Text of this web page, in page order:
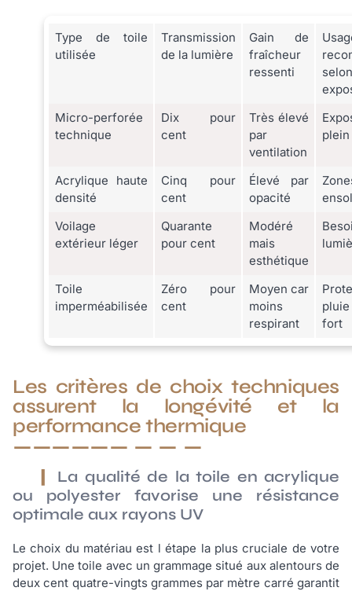
Type de toile
utilisée
Transmission
de la lumière
Gain de
fraîcheur
ressenti
Micro-perforée
technique
Dix pour
cent
Très élevé
par
ventilation
plein
Acrylique haute
densité
Cinq pour
cent
Élevé par
opacité
Voilage
extérieur léger
Quarante
pour cent
Modéré
mais
esthétique
Toile
imperméabilisée
Zéro pour
cent
Moyen car
moins
respirant
fort
Les critères de choix techniques
assurent la longévité et la
performance thermique
La qualité de la toile en acrylique
ou polyester favorise une résistance
optimale aux rayons UV
Le choix du matériau est l étape la plus cruciale de votre
projet. Une toile avec un grammage situé aux alentours de
deux cent quatre-vingts grammes par mètre carré garantit